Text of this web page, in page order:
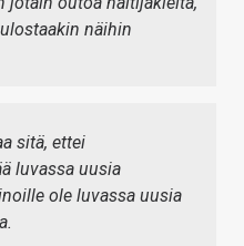
näihin
sitä, ettei
luvassa uusia
ole luvassa uusia